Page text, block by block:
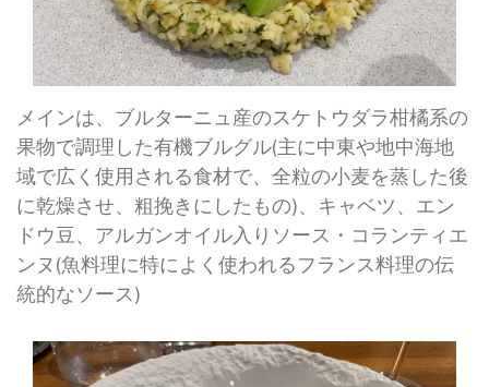
メインは、ブルターニュ産のスケトウダラ柑橘系の
果物で調理した有機ブルグル(主に中東や地中海地
域で広く使用される食材で、全粒の小麦を蒸した後
に乾燥させ、粗挽きにしたもの)、キャベツ、エン
ドウ豆、アルガンオイル入りソース・コランティエ
ンヌ(魚料理に特によく使われるフランス料理の伝
統的なソース)